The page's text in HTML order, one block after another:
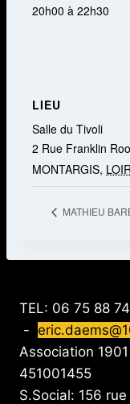
20h00 à 22h30
LIEU
Salle du Tivoli
2 Rue Franklin
MONTARGIS,
MATHIEU
TEL: 06 75 88
-
Association
451001455
S.Social: 156